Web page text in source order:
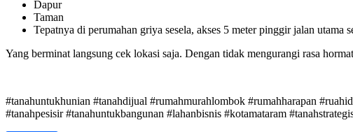
Dapur
Taman
Tepatnya di perumahan griya sesela, akses 5 meter pinggir jalan utama
Yang berminat langsung cek lokasi saja. Dengan tidak mengurangi rasa
#tanahuntukhunian #tanahdijual #rumahmurahlombok #rumahharapan
#tanahpesisir #tanahuntukbangunan #lahanbisnis #kotamataram